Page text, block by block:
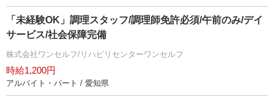
「未経験OK」調理スタッフ/調理師免許必須/午前のみ/デイ
サービス/社会保障完備
株式会社ワンセルフ/リハビリセンターワンセルフ
時給1,200円
アルバイト・パート / 愛知県